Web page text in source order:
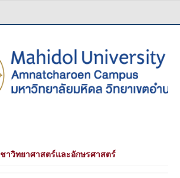
าวิทยาศาสตร์และอักษรศาสตร์